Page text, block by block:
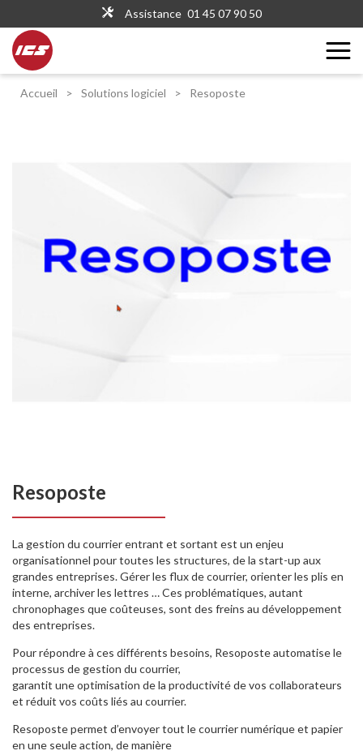
Assistance 01 45 07 90 50
Accueil > Solutions logiciel > Resoposte
Resoposte
La gestion du courrier entrant et sortant est un enjeu
organisationnel pour toutes les structures, de la start-up aux
grandes entreprises. Gérer les flux de courrier, orienter les plis en
interne, archiver les lettres … Ces problématiques, autant
chronophages que coûteuses, sont des freins au développement
des entreprises.
Pour répondre à ces différents besoins, Resoposte automatise le
processus de gestion du courrier,
garantit une optimisation de la productivité de vos collaborateurs
et réduit vos coûts liés au courrier.
Resoposte permet d’envoyer tout le courrier numérique et papier
en une seule action, de manière